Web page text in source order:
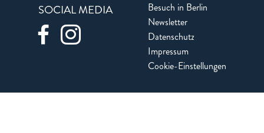
SOCIAL MEDIA
Besuch in Berlin
Newsletter
Datenschutz
Impressum
Cookie-Einstellungen